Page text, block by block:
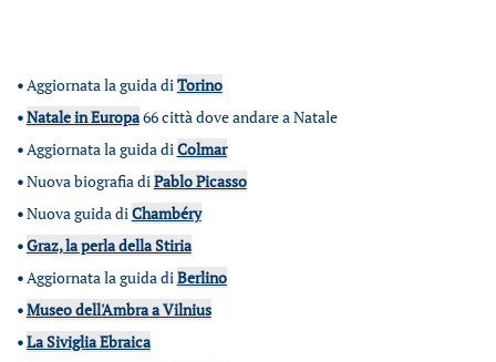
•Aggiornata la guida diTorino
•Natale in Europa66 città dove andare a Natale
•Aggiornata la guida diColmar
•Nuova biografia diPablo Picasso
•Nuova guida diChambéry
•Graz, la perla della Stiria
•Aggiornata la guida diBerlino
•Museo dell'Ambra a Vilnius
•La Siviglia Ebraica